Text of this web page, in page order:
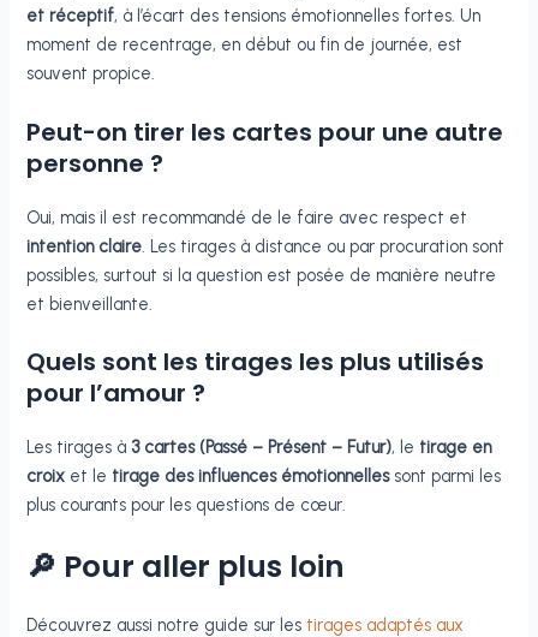
et réceptif, à l’écart des tensions émotionnelles fortes. Un
moment de recentrage, en début ou fin de journée, est
souvent propice.
Peut-on tirer les cartes pour une autre
personne ?
Oui, mais il est recommandé de le faire avec respect et
intention claire. Les tirages à distance ou par procuration sont
possibles, surtout si la question est posée de manière neutre
et bienveillante.
Quels sont les tirages les plus utilisés
pour l’amour ?
Les tirages à 3 cartes (Passé – Présent – Futur), le tirage en
croix et le tirage des influences émotionnellessont parmi les
plus courants pour les questions de cœur.
🔎 Pour aller plus loin
Découvrez aussi notre guide sur les tirages adaptés aux